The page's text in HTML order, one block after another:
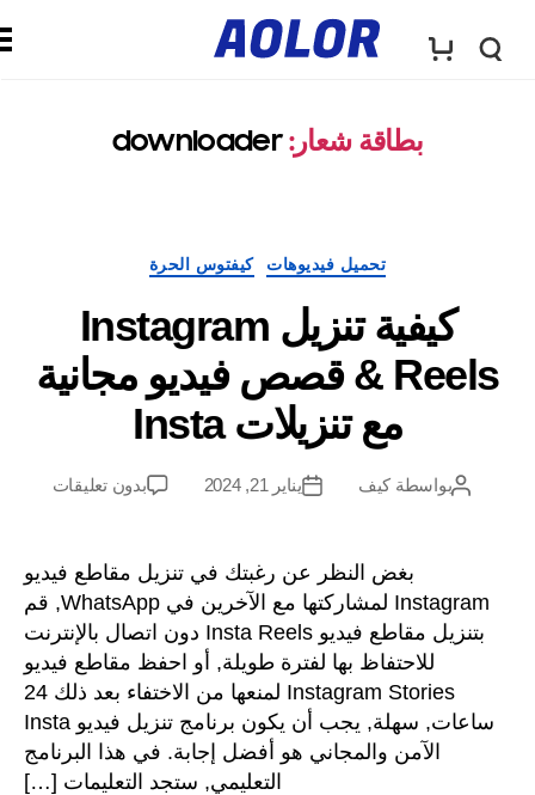
ة
ب
ح
ش
ر
أ
و
ل
و
بطاقة شعار:downloader
فئاتتحميل فيديوهات كيفتوس الحرة
كيفية تنزيل Instagram
Reels & قصص فيديو مجانية
مع تنزيلات Insta
مؤلف
بواسطةكيف
تاريخيناير 21, 2024 بدون تعليقاتعلى
Instagram
Reels
&
قصص
فيديو
مجانية
مع
تنزيلات
Insta
بغض النظر عن رغبتك في تنزيل مقاطع فيديو
Instagram لمشاركتها مع الآخرين في WhatsApp, قم
بتنزيل مقاطع فيديو Insta Reels دون اتصال بالإنترنت
للاحتفاظ بها لفترة طويلة, أو احفظ مقاطع فيديو
Instagram Stories لمنعها من الاختفاء بعد ذلك 24
ساعات, سهلة, يجب أن يكون برنامج تنزيل فيديو Insta
الآمن والمجاني هو أفضل إجابة. في هذا البرنامج
التعليمي, ستجد التعليمات […]